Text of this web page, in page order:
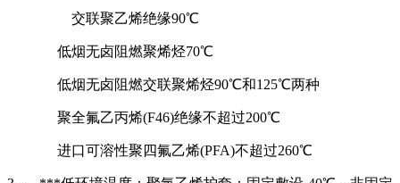
交联聚乙烯绝缘90℃
低烟无卤阻燃聚烯烃70℃
低烟无卤阻燃交联聚烯烃90℃和125℃两种
聚全氟乙丙烯(F46)绝缘不超过200℃
进口可溶性聚四氟乙烯(PFA)不超过260℃